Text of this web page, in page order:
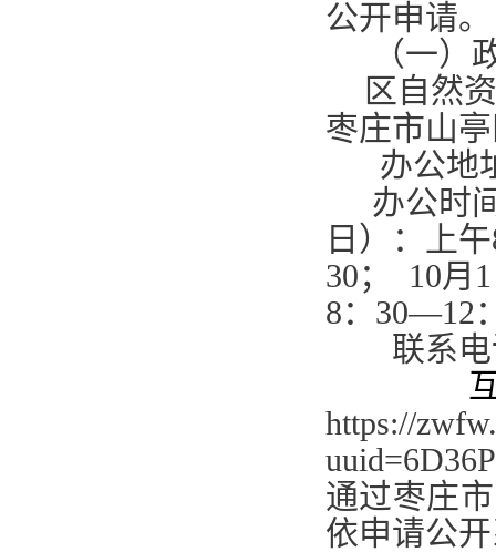
公开申请。
（一）
区自然
枣庄市山
办公地
办公时
日）：上午
30； 10月 1
8： 30—12
联系电
https://
通过枣庄
依申请公